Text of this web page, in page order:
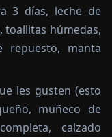
3 días, leche de
húmedas,
repuesto, manta
les gusten (esto
muñeco de
calzado